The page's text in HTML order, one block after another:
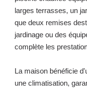
larges terrasses, un
que deux remises
jardinage ou des
complète les
La maison bénéficie
une climatisation,